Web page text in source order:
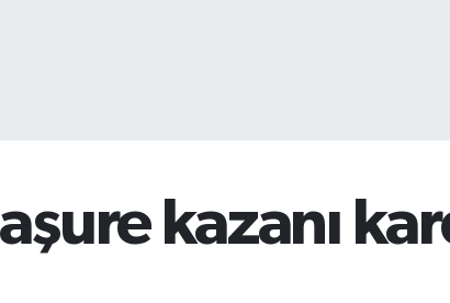
kazanı